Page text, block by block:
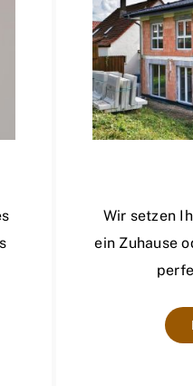
Wir setzen
ein Zuhause